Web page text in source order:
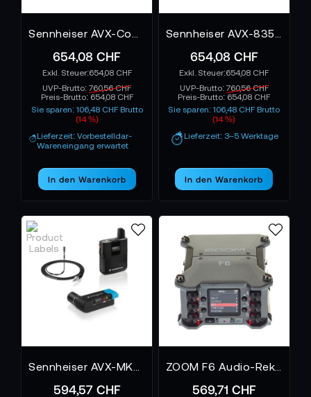
654,08 CHF
654,08 CHF
UVP-Brutto:760,56 CHF
Preis-Brutto: 654,08 CHF
Sie sparen: 106,48 CHF Brutto
(14 %)
Lieferzeit: Vorbestelldar-
Wareneingang erwartet
In den Warenkorb
654,08 CHF
654,08 CHF
UVP-Brutto: 760,56 CHF
Preis-Brutto: 654,08 CHF
Sie sparen: 106,48 CHF Brutto
(14 %)
Lieferzeit: 3–5 Werktage
In den Warenkorb
594,57 CHF 569,71 CHF